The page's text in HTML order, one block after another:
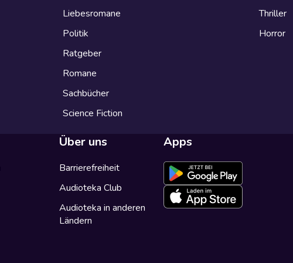
Liebesromane
Politik
Ratgeber
Romane
Sachbücher
Science Fiction
Thriller
Horror
Über uns
Barrierefreiheit
Audioteka Club
Audioteka in anderen
Ländern
Apps